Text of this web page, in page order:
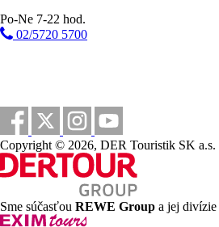
Po-Ne 7-22 hod.
02/5720 5700
Copyright © 2026, DER Touristik SK a.s.
Sme súčasťou REWE Group a jej divízie